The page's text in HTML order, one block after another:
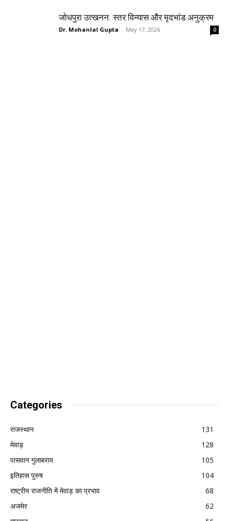
जोधपुरा उत्खनन: स्तर विन्यास और मृदभांड अनुक्रम
Dr. Mohanlal Gupta - May 17, 2026 0
Categories
राजस्थान
131
मेवाड़
128
पासवान गुलाबराय
105
इतिहास पुरुष
104
राष्ट्रीय राजनीति में मेवाड़ का प्रभाव
68
अजमेर
62